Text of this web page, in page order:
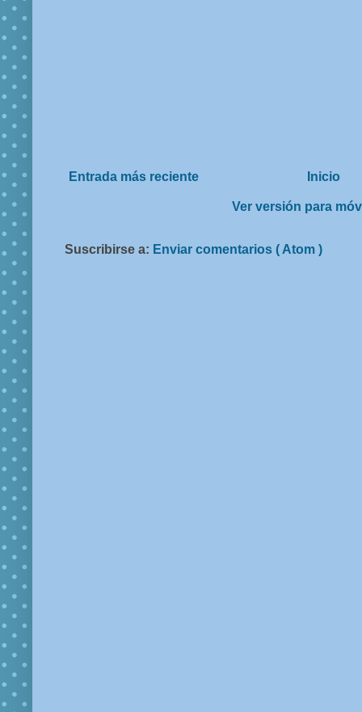
Entrada más reciente Inicio
Ver versión para
Suscribirse a: Enviar comentarios ( Atom )